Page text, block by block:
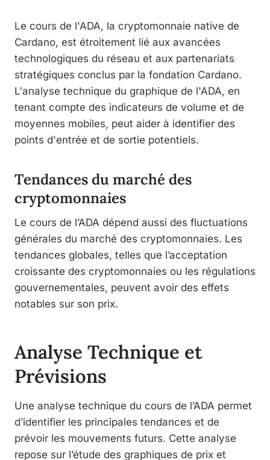
Le cours de l'ADA, la cryptomonnaie native de
Cardano, est étroitement lié aux avancées
technologiques du réseau et aux partenariats
stratégiques conclus par la fondation Cardano.
L'analyse technique du graphique de l'ADA, en
tenant compte des indicateurs de volume et de
moyennes mobiles, peut aider à identifier des
points d'entrée et de sortie potentiels.
Tendances du marché des
cryptomonnaies
Le cours de l’ADA dépend aussi des fluctuations
générales du marché des cryptomonnaies. Les
tendances globales, telles que l’acceptation
croissante des cryptomonnaies ou les régulations
gouvernementales, peuvent avoir des effets
notables sur son prix.
Analyse Technique et
Prévisions
Une analyse technique du cours de l’ADA permet
d’identifier les principales tendances et de
prévoir les mouvements futurs. Cette analyse
repose sur l’étude des graphiques de prix et